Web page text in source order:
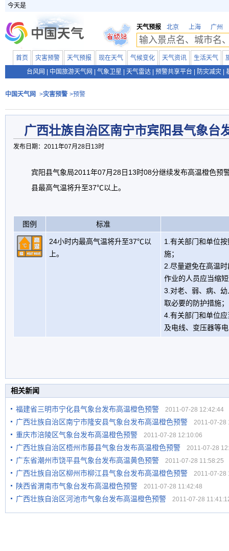
今天是
天气预报 北京 上海 广州
首页 灾害预警 天气预报 现在天气 气候变化 天气资讯 生活天气
台风网
中国旅游天气网 气象卫星 天气雷达 预警共享平台 防灾减灾
中国天气网 >灾害预警 >预警
广西壮族自治区南宁市宾阳县气象台
发布日期：2011年07月28日13时
宾阳县气象局2011年07月28日13时08分继续发布高温橙色预
县最高气温将升至37℃以上。
图例 标准
24小时内最高气温将升至37℃以
上。
1.有关部门和单位
施；
2.尽量避免在高温
作业的人员应当缩
3.对老、弱、病、
取必要的防护措施；
4.有关部门和单位
及电线、变压器等
相关新闻
福建省三明市宁化县气象台发布高温橙色预警 2011-07-28 12:42:44
广西壮族自治区南宁市隆安县气象台发布高温橙色预警 2011-07-28
重庆市涪陵区气象台发布高温橙色预警 2011-07-28 12:10:06
广西壮族自治区梧州市藤县气象台发布高温橙色预警 2011-07-28
广东省潮州市饶平县气象台发布高温黄色预警 2011-07-28 11:58:25
广西壮族自治区柳州市柳江县气象台发布高温橙色预警 2011-07-28
陕西省渭南市气象台发布高温橙色预警 2011-07-28 11:42:48
广西壮族自治区河池市气象台发布高温橙色预警 2011-07-28